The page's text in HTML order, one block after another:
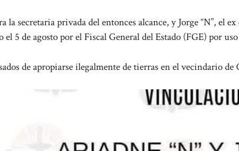
la secretaria privada del entonces alcance, y Jorge “N”, el
el 5 de agosto por el Fiscal General del Estado (FGE) por
de apropiarse ilegalmente de tierras en el vecindario